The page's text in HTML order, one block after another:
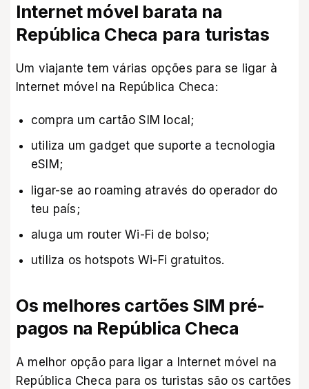
Internet móvel barata na
República Checa para turistas
Um viajante tem várias opções para se ligar à
Internet móvel na República Checa:
compra um cartão SIM local;
utiliza um gadget que suporte a tecnologia
eSIM;
ligar-se ao roaming através do operador do
teu país;
aluga um router Wi-Fi de bolso;
utiliza os hotspots Wi-Fi gratuitos.
Os melhores cartões SIM pré-
pagos na República Checa
A melhor opção para ligar a Internet móvel na
República Checa para os turistas são os cartões